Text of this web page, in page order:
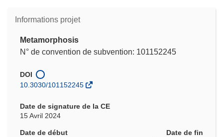
Informations projet
Metamorphosis
N° de convention de subvention: 101152245
DOI
10.3030/101152245
Date de signature de la CE
15 Avril 2024
Date de début
Date de fin